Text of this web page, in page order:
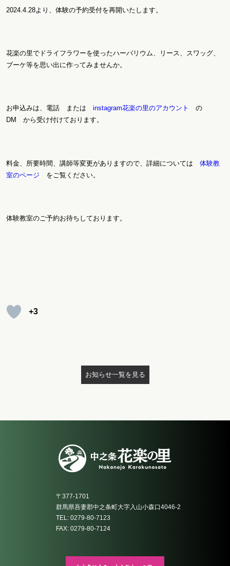
2024.4.28より、体験の予約受付を再開いたします。
花楽の里でドライフラワーを使ったハーバリウム、リース、スワッグ、
ブーケ等を思い出に作ってみませんか。
お申込みは、電話 または instagram花楽の里のアカウント
の
DM から受け付けております。
料金、所要時間、講師等変更がありますので、詳細については 体験教
室のページ をご覧ください。
体験教室のご予約お待ちしております。
+3
お知らせ一覧を見る
〒377-1701
群馬県吾妻郡中之条町大字入山小森口4046-2
TEL: 0279-80-7123
FAX: 0279-80-7124